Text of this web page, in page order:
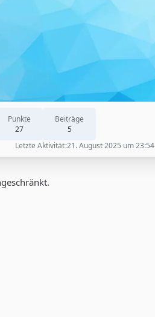
Punkte
27
Beiträge
5
Letzte Aktivität 21. August 2025 um 23:54